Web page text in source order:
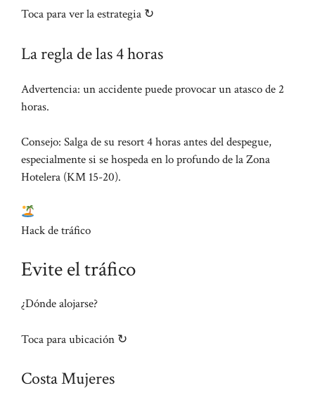
Toca para ver la estrategia ↻
La regla de las 4 horas
Advertencia: un accidente puede provocar un atasco de 2
horas.
Consejo: Salga de su resort 4 horas antes del despegue,
especialmente si se hospeda en lo profundo de la Zona
Hotelera (KM 15-20).
Hack de tráfico
Evite el tráfico
¿Dónde alojarse?
Toca para ubicación ↻
Costa Mujeres